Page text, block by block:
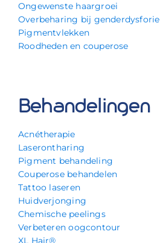
Ongewenste haargroei
Overbeharing bij genderdysforie
Pigmentvlekken
Roodheden en couperose
Behandelingen
Acnétherapie
Laserontharing
Pigment behandeling
Couperose behandelen
Tattoo laseren
Huidverjonging
Chemische peelings
Verbeteren oogcontour
XL Hair®